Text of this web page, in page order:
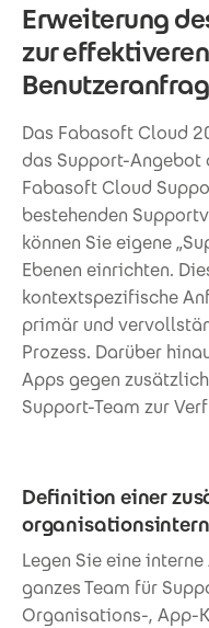
Erweiterung
zur
Das Fabasoft Cloud
das Support-Angebot
Fabasoft Cloud
bestehenden
können Sie eigene
Ebenen einrichten.
kontextspezifische
primär und
Prozess. Darüber
Apps gegen
Support-Team zur
Definition einer
Legen Sie eine
ganzes Team für
Organisations-, App-